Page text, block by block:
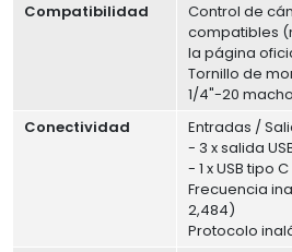
Compatibilidad
Control de
compatibles
la página
Tornillo de
1/4"-20 macho
Conectividad
Entradas /
- 3 x salida
- 1 x USB tipo
Frecuencia
2,484)
Protocolo